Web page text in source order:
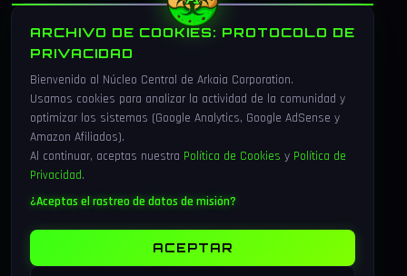
ARCHIVO DE COOKIES: PROTOCOLO DE
PRIVACIDAD
Bienvenido al Núcleo Central de Arkaia Corporation.
Usamos cookies para analizar la actividad de la comunidad y
optimizar los sistemas (Google Analytics, Google AdSense y
Amazon Afiliados).
Al continuar, aceptas nuestra Política de Cookies y Política de
Privacidad.
¿Aceptas el rastreo de datos de misión?
ACEPTAR